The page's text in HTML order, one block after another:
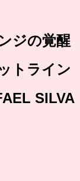
ジの覚醒
トライン
SILVA